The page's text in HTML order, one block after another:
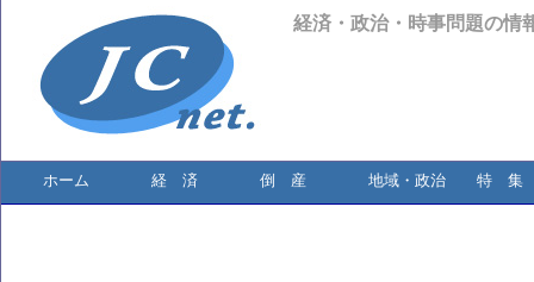
経済・政治・時事問題の情
ホーム 経 済 倒 産 地域・政治 特 集